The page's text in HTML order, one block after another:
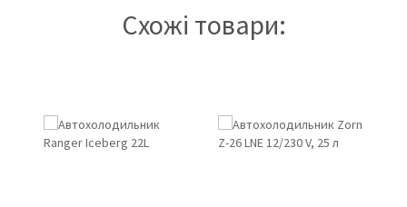
Схожі товари: